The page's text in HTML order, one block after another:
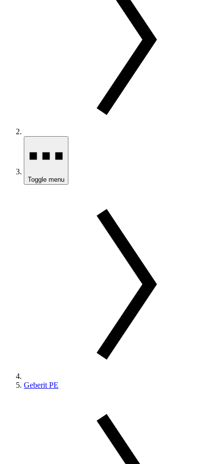
Toggle menu
Geberit PE